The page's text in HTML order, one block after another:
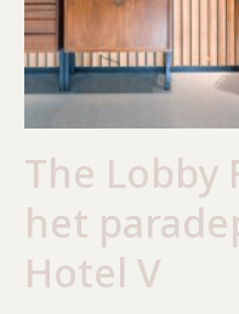
The Lobby
het
Hotel V